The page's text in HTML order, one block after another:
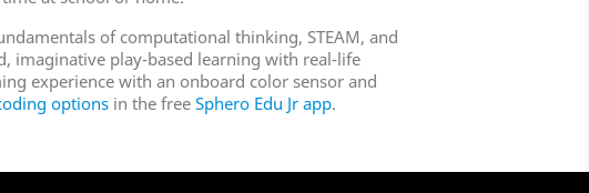
of computational thinking, STEAM, and
imaginative play-based learning with real-life
experience with an onboard color sensor and
options in the free Sphero Edu Jr app.